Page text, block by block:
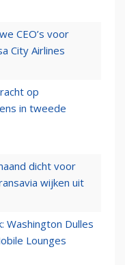
CEO’s voor
City Airlines
op
in tweede
dicht voor
wijken uit
Washington Dulles
Lounges